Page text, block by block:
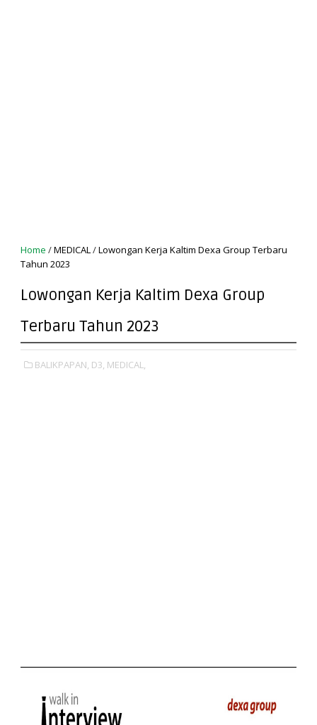
Home /MEDICAL/Lowongan Kerja Kaltim Dexa Group Terbaru
Tahun 2023
Lowongan Kerja Kaltim Dexa Group
Terbaru Tahun 2023
BALIKPAPAN, D3, MEDICAL,